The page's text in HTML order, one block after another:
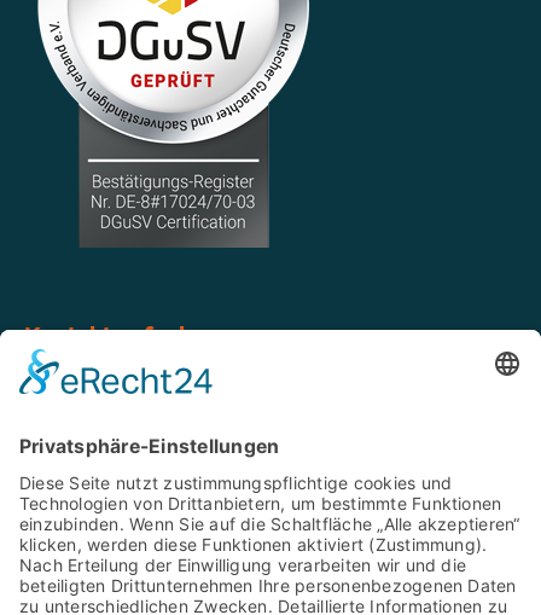
Kontakt aufnehmen
Tel: 02546 939 85 20
WhatsApp: 0151 668 975 79
info@b-g-z.de